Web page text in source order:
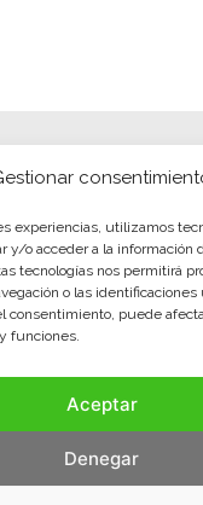
experiencias, utilizamos
y/o acceder a la información
tecnologías nos permitirá
o las
consentimiento, puede
funciones.
Aceptar
Denegar